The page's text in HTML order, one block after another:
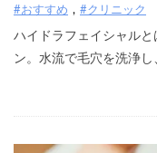
#おすすめ #クリニック
ハイドラフェイシャル
ン。水流で毛穴を洗浄